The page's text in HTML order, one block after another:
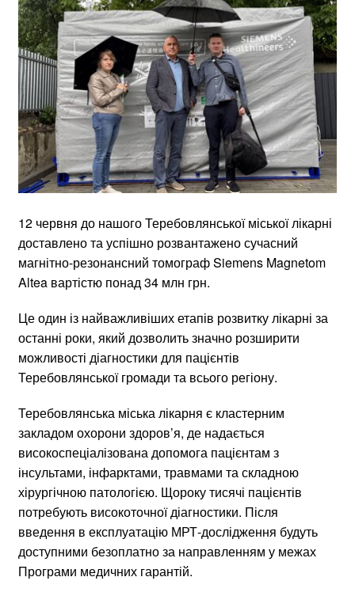
12 червня до нашого Теребовлянської міської лікарні
доставлено та успішно розвантажено сучасний
магнітно-резонансний томограф Siemens Magnetom
Altea вартістю понад 34 млн грн.
Це один із найважливіших етапів розвитку лікарні за
останні роки, який дозволить значно розширити
можливості діагностики для пацієнтів
Теребовлянської громади та всього регіону.
Теребовлянська міська лікарня є кластерним
закладом охорони здоров’я, де надається
високоспеціалізована допомога пацієнтам з
інсультами, інфарктами, травмами та складною
хірургічною патологією. Щороку тисячі пацієнтів
потребують високоточної діагностики. Після
введення в експлуатацію МРТ-дослідження будуть
доступними безоплатно за направленням у межах
Програми медичних гарантій.